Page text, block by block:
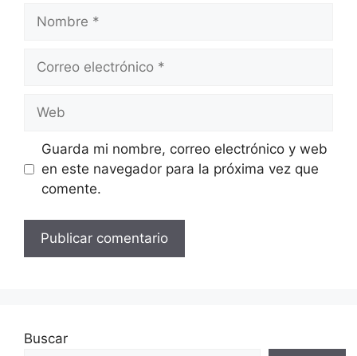
Nombre
Correo
Web
Guarda mi nombre, correo electrónico y web
en este navegador para la próxima vez que
comente.
Buscar